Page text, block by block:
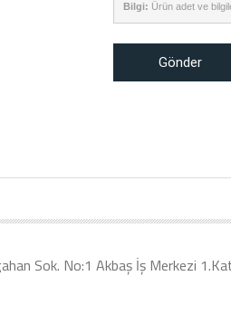
Bilgi: Ürün adet ve
Gönder
Sok. No:1 Akbaş İş Merkezi